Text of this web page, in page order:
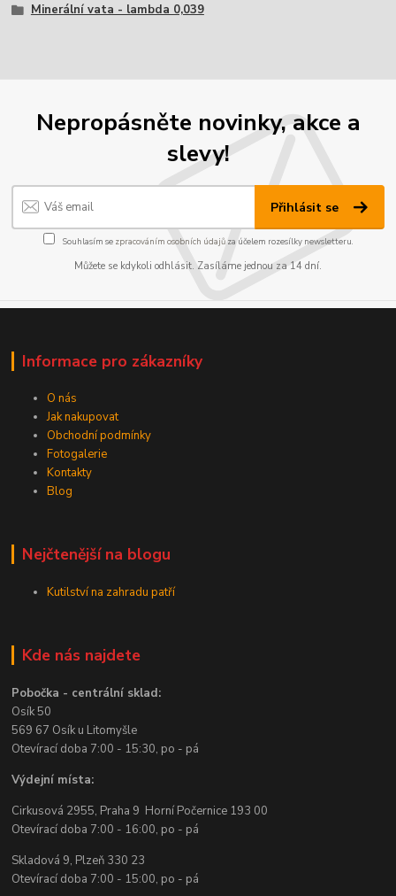
Minerální vata - lambda 0,039
Nepropásněte novinky, akce a
slevy!
Přihlásit se
Souhlasím se zpracováním osobních údajůza účelem rozesílky newsletteru.
Můžete se kdykoli odhlásit. Zasíláme jednou za 14 dní.
Informace pro zákazníky
O nás
Jak nakupovat
Obchodní podmínky
Fotogalerie
Kontakty
Blog
Nejčtenější na blogu
Kutilství na zahradu patří
Kde nás najdete
Pobočka - centrální sklad:
Osík 50
569 67 Osík u Litomyšle
Otevírací doba 7:00 - 15:30, po - pá
Výdejní místa:
Cirkusová 2955, Praha 9 Horní Počernice 193 00
Otevírací doba 7:00 - 16:00, po - pá
Skladová 9, Plzeň 330 23
Otevírací doba 7:00 - 15:00, po - pá